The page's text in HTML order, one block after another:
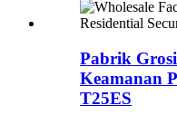
Pabrik
Keamanan
T25ES